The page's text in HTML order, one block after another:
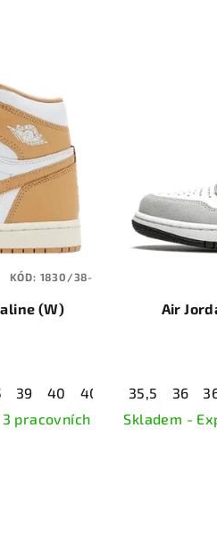
(W)
39 40 40,5 41 42 42,5
pracovních
KÓD: 1830/38-
Air
35,5 36
Skladem -